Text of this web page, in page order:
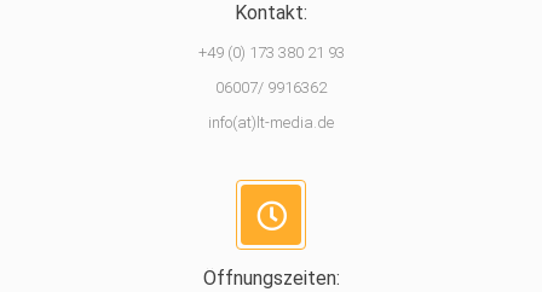
Kontakt:
+49 (0) 173 380 21 93
06007/ 9916362
info(at)lt-media.de
Öffnungszeiten: